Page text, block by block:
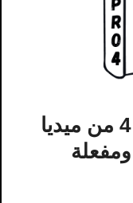
تحميل كراك اسيد برو 4 من ميديا